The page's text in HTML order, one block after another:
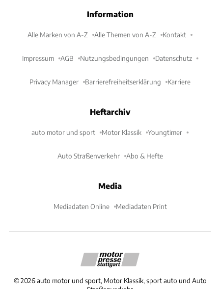
Information
Alle Marken von A-Z Alle Themen von A-Z Kontakt
Impressum AGB Nutzungsbedingungen Datenschutz
Privacy Manager Barrierefreiheitserklärung Karriere
Heftarchiv
auto motor und sport Motor Klassik Youngtimer
Auto Straßenverkehr Abo & Hefte
Media
Mediadaten Online Mediadaten Print
©2026 auto motor und sport, Motor Klassik, sport auto und Auto